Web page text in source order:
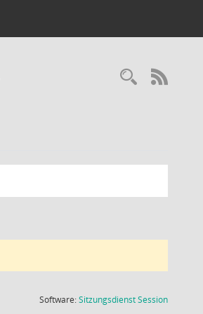
Software:SitzungsdienstSession(Wird in